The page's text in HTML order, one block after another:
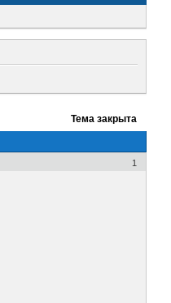
Тема закрыта
1